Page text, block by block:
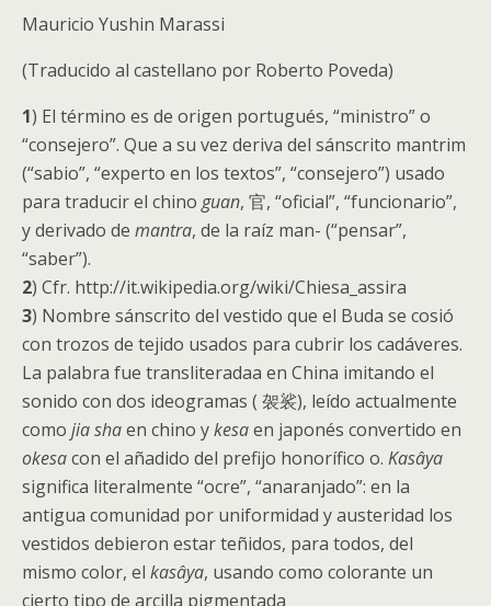
Mauricio Yushin Marassi
(Traducido al castellano por Roberto Poveda)
1) El término es de origen portugués, “ministro” o
“consejero”. Que a su vez deriva del sánscrito mantrim
(“sabio”, “experto en los textos”, “consejero”) usado
para traducir el chino guan, 官, “oficial”, “funcionario”,
y derivado de mantra, de la raíz man- (“pensar”,
“saber”).
2) Cfr. http://it.wikipedia.org/wiki/Chiesa_assira
3) Nombre sánscrito del vestido que el Buda se cosió
con trozos de tejido usados para cubrir los cadáveres.
La palabra fue transliteradaa en China imitando el
sonido con dos ideogramas ( 袈裟), leído actualmente
como jia shaen chino ykesaen japonés convertido en
okesacon el añadido del prefijo honorífico o. Kasâya
significa literalmente “ocre”, “anaranjado”: en la
antigua comunidad por uniformidad y austeridad los
vestidos debieron estar teñidos, para todos, del
mismo color, el kasâya, usando como colorante un
cierto tipo de arcilla pigmentada